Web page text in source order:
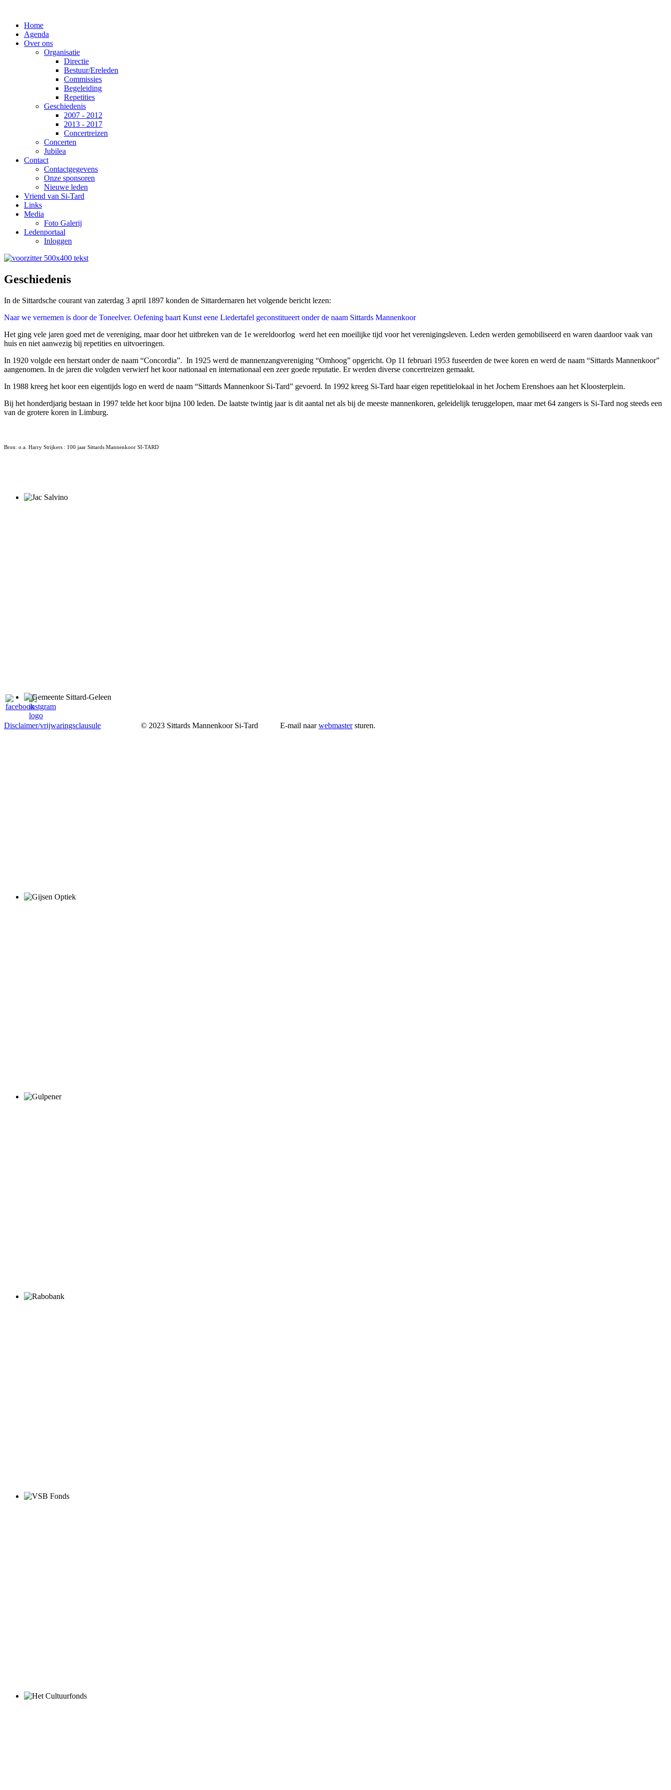
Home
Agenda
Over ons
Organisatie
Directie
Bestuur/Ereleden
Commissies
Begeleiding
Repetities
Geschiedenis
2007 - 2012
2013 - 2017
Concertreizen
Concerten
Jubilea
Contact
Contactgegevens
Onze sponsoren
Nieuwe leden
Vriend van Si-Tard
Links
Media
Foto Galerij
Ledenportaal
Inloggen
Geschiedenis
In de Sittardsche courant van zaterdag 3 april 1897 konden de Sittardernaren het volgende bericht lezen:
Naar we vernemen is door de Toneelver. Oefening baart Kunst eene Liedertafel geconstitueert onder de naam Sittards Mannenkoor
Het ging vele jaren goed met de vereniging, maar door het uitbreken van de 1e wereldoorlog werd het een moeilijke tijd voor het verenigingsleven. Leden werden gemobiliseerd en waren daardoor vaak van
huis en niet aanwezig bij repetities en uitvoeringen.
In 1920 volgde een herstart onder de naam “Concordia”. In 1925 werd de mannenzangvereniging “Omhoog” opgericht. Op 11 februari 1953 fuseerden de twee koren en werd de naam “Sittards Mannenkoor”
aangenomen. In de jaren die volgden verwierf het koor nationaal en internationaal een zeer goede reputatie. Er werden diverse concertreizen gemaakt.
In 1988 kreeg het koor een eigentijds logo en werd de naam “Sittards Mannenkoor Si-Tard” gevoerd. In 1992 kreeg Si-Tard haar eigen repetitielokaal in het Jochem Erenshoes aan het Kloosterplein.
Bij het honderdjarig bestaan in 1997 telde het koor bijna 100 leden. De laatste twintig jaar is dit aantal net als bij de meeste mannenkoren, geleidelijk teruggelopen, maar met 64 zangers is Si-Tard nog steeds een
van de grotere koren in Limburg.
Bron: o.a. Harry Strijkers : 100 jaar Sittards Mannenkoor SI-TARD
Disclaimer/vrijwaringsclausule © 2023 Sittards Mannenkoor Si-Tard E-mail naarwebmastersturen.